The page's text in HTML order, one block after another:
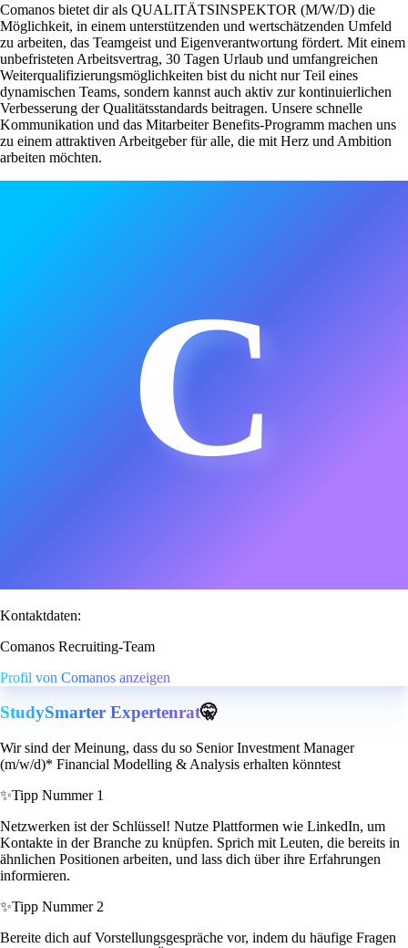
Comanos bietet dir als QUALITÄTSINSPEKTOR (M/W/D) die
Möglichkeit, in einem unterstützenden und wertschätzenden Umfeld
zu arbeiten, das Teamgeist und Eigenverantwortung fördert. Mit einem
unbefristeten Arbeitsvertrag, 30 Tagen Urlaub und umfangreichen
Weiterqualifizierungsmöglichkeiten bist du nicht nur Teil eines
dynamischen Teams, sondern kannst auch aktiv zur kontinuierlichen
Verbesserung der Qualitätsstandards beitragen. Unsere schnelle
Kommunikation und das Mitarbeiter Benefits-Programm machen uns
zu einem attraktiven Arbeitgeber für alle, die mit Herz und Ambition
arbeiten möchten.
C
Kontaktdaten:
Comanos Recruiting-Team
Profil von Comanos anzeigen
StudySmarter Expertenrat🤫
Wir sind der Meinung, dass du so Senior Investment Manager
(m/w/d)* Financial Modelling & Analysis erhalten könntest
✨Tipp Nummer 1
Netzwerken ist der Schlüssel! Nutze Plattformen wie LinkedIn, um
Kontakte in der Branche zu knüpfen. Sprich mit Leuten, die bereits in
ähnlichen Positionen arbeiten, und lass dich über ihre Erfahrungen
informieren.
✨Tipp Nummer 2
Bereite dich auf Vorstellungsgespräche vor, indem du häufige Fragen